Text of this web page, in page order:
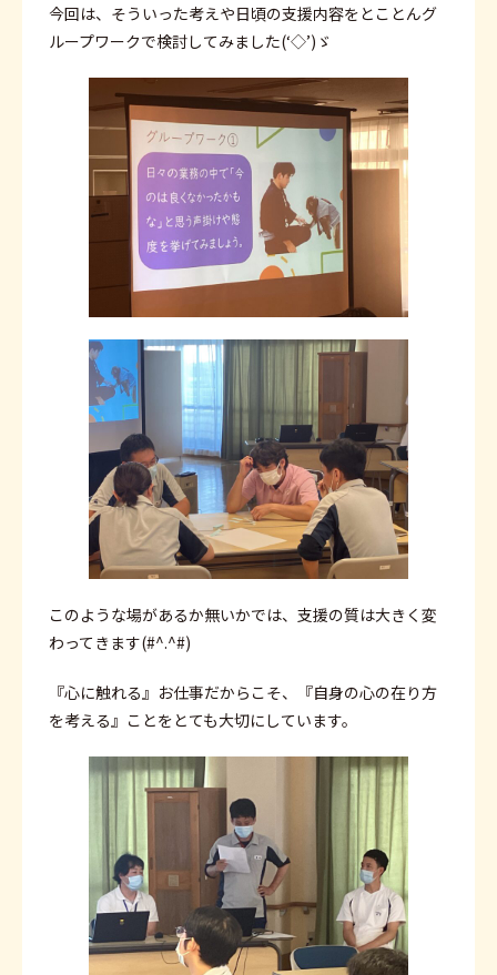
今回は、そういった考えや日頃の支援内容をとことんグ
ループワークで検討してみました(‘◇’)ゞ
このような場があるか無いかでは、支援の質は大きく変
わってきます(#^.^#)
『心に触れる』お仕事だからこそ、『自身の心の在り方
を考える』ことをとても大切にしています。